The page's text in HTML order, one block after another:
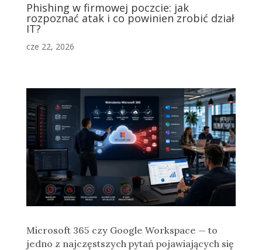
Phishing w firmowej poczcie: jak
rozpoznać atak i co powinien zrobić dział
IT?
cze 22, 2026
Microsoft 365 czy Google Workspace — to
jedno z najczęstszych pytań pojawiających się